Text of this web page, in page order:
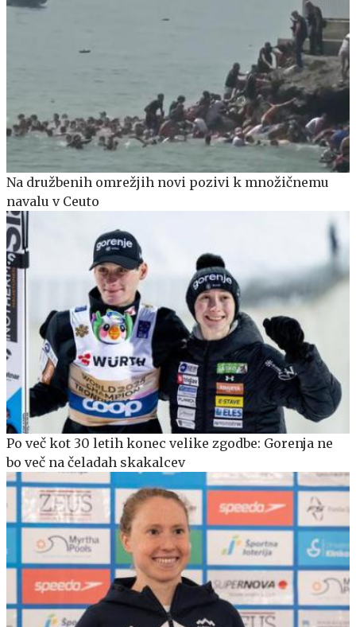
Na družbenih omrežjih novi pozivi k množičnemu
navalu v Ceuto
Po več kot 30 letih konec velike zgodbe: Gorenja ne
bo več na čeladah skakalcev